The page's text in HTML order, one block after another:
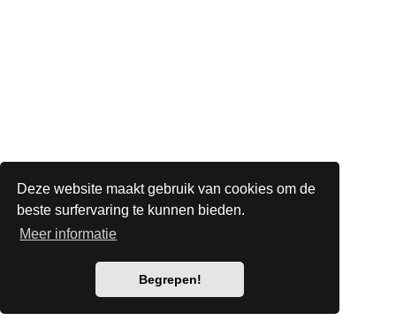
Deze website maakt gebruik van cookies om de
beste surfervaring te kunnen bieden.
Meer informatie
Begrepen!